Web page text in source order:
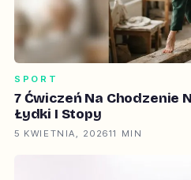
SPORT
7 Ćwiczeń Na Chodzenie
Łydki I Stopy
5 KWIETNIA, 202611 MIN